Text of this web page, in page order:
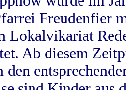
Freudenfier
Lokalvikariat
Ab diesem
den